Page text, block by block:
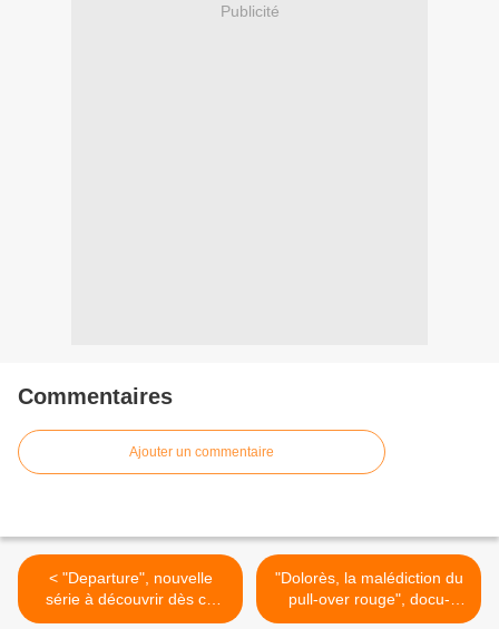
Publicité
Commentaires
Ajouter un commentaire
< "Departure", nouvelle
série à découvrir dès ce
soir sur 6ter
"Dolorès, la malédiction du
pull-over rouge", docu-
fiction inédit dès ce soir sur